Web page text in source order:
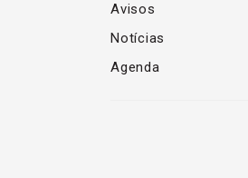
Avisos
Notícias
Agenda